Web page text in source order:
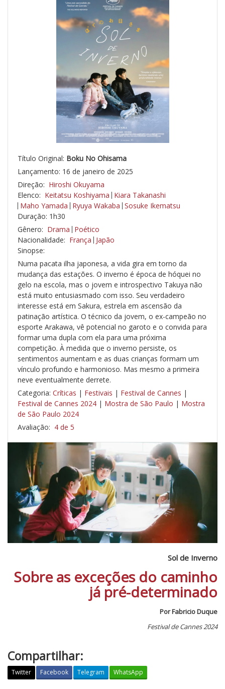
Título Original: Boku No Ohisama
Lançamento: 16 de janeiro de 2025
Direção: Hiroshi Okuyama
Elenco: Keitatsu Koshiyama Kiara Takanashi
Maho Yamada Ryuya Wakaba Sosuke Ikematsu
Duração: 1h30
Gênero: Drama Poético
Nacionalidade: França Japão
Sinopse:
Numa pacata ilha japonesa, a vida gira em torno da
mudança das estações. O inverno é época de hóquei no
gelo na escola, mas o jovem e introspectivo Takuya não
está muito entusiasmado com isso. Seu verdadeiro
interesse está em Sakura, estrela em ascensão da
patinação artística. O técnico da jovem, o ex-campeão no
esporte Arakawa, vê potencial no garoto e o convida para
formar uma dupla com ela para uma próxima
competição. À medida que o inverno persiste, os
sentimentos aumentam e as duas crianças formam um
vínculo profundo e harmonioso. Mas mesmo a primeira
neve eventualmente derrete.
Categoria: Críticas | Festivais | Festival de Cannes |
Festival de Cannes 2024 | Mostra de São Paulo | Mostra
de São Paulo 2024
Avaliação: 4 de 5
Sol de Inverno
Sobre as exceções do caminho
já pré-determinado
Por Fabricio Duque
Festival de Cannes 2024
Compartilhar:
Twitter Facebook Telegram WhatsApp